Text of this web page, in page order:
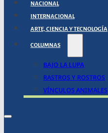
NACIONAL
INTERNACIONAL
ARTE, CIENCIA Y TECNOLOGÍA
COLUMNAS
BAJO LA LUPA
RASTROS Y ROSTROS
VÍNCULOS ANIMALES